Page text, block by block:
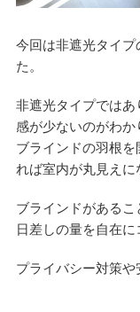
今回は非遮光タイ
た。
非遮光タイプでは
感が少ないのがわか
ブラインドの羽根
れば室内が丸見えに
ブラインドがある
日差しの量を自在に
プライバシー対策や